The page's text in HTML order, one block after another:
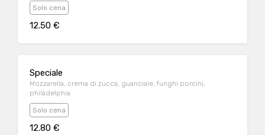
Solo cena
12.50 €
Speciale
Mozzarella, crema di zucca, guanciale, funghi porcini,
philadelphia
Solo cena
12.80 €